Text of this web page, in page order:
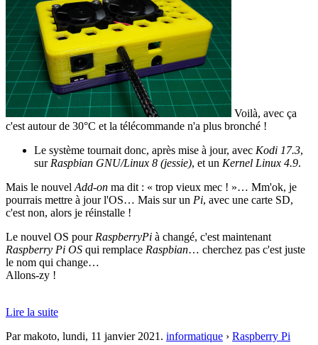
Voilà, avec ça
c'est autour de 30°C et la télécommande n'a plus bronché !
Le système tournait donc, après mise à jour, avec Kodi 17.3,
sur Raspbian GNU/Linux 8 (jessie), et un Kernel Linux 4.9.
Mais le nouvel Add-on ma dit : « trop vieux mec ! »… Mm'ok, je
pourrais mettre à jour l'OS… Mais sur un Pi, avec une carte SD,
c'est non, alors je réinstalle !
Le nouvel OS pour RaspberryPi à changé, c'est maintenant
Raspberry Pi OS qui remplace Raspbian… cherchez pas c'est juste
le nom qui change…
Allons-zy !
Lire la suite
Par makoto, lundi, 11 janvier 2021 . informatique › Raspberry Pi